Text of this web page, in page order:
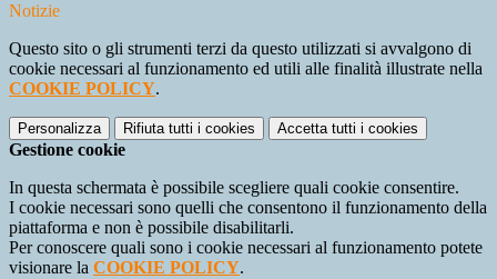
Notizie
Questo sito o gli strumenti terzi da questo utilizzati si avvalgono di
cookie necessari al funzionamento ed utili alle finalità illustrate nella
COOKIE POLICY.
Personalizza Rifiuta tutti i cookies Accetta tutti i cookies
Gestione cookie
In questa schermata è possibile scegliere quali cookie consentire.
I cookie necessari sono quelli che consentono il funzionamento della
piattaforma e non è possibile disabilitarli.
Per conoscere quali sono i cookie necessari al funzionamento potete
visionare la COOKIE POLICY.